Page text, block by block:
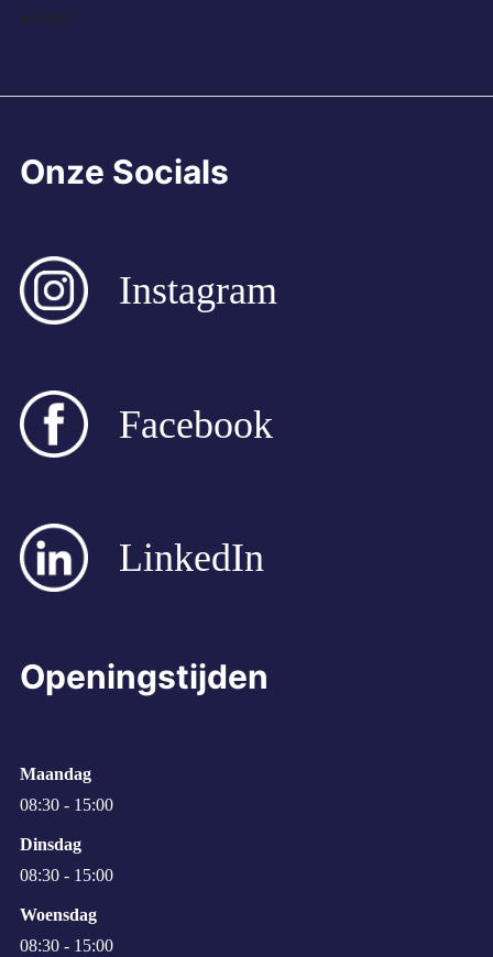
navigatie
kerst3
Onze Socials
Instagram
Facebook
LinkedIn
Openingstijden
Maandag
08:30 - 15:00
Dinsdag
08:30 - 15:00
Woensdag
08:30 - 15:00